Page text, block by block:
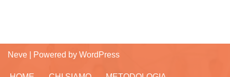
Neve | Powered by WordPress